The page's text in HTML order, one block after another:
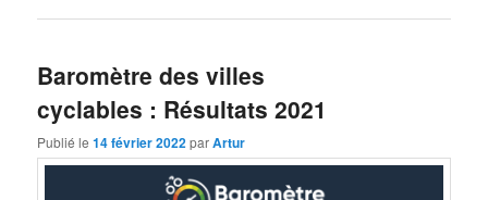
Baromètre des villes
cyclables : Résultats 2021
Publié le14 février 2022parArtur